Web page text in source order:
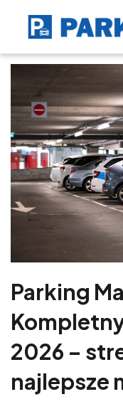
Parking
2026 –
najlepsze